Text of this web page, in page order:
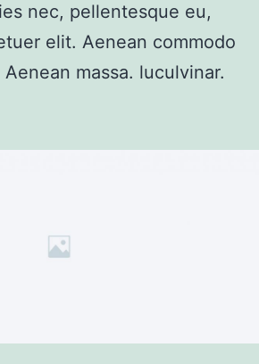
nec, pellentesque eu,
elit. Aenean commodo
massa. luculvinar.